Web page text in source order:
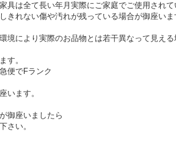
具は全て長い年月実際にご家庭でご使用され
きれない傷や汚れが残っている場合が御座い
境により実際のお品物とは若干異なって見え
す。
便でFランク
います。
御座いましたら
さい。